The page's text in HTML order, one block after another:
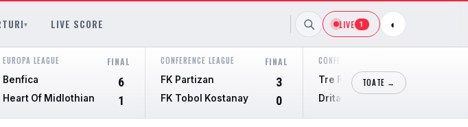
▾ LIVE SCORE LIVE 1 ◐
EUROPA LEAGUE FINAL
Benfica 6
Heart Of Midlothian 1
CONFERENCE LEAGUE FINAL
FK Partizan 3
FK Tobol Kostanay 0
CONFERENCE LEAGUE
Tre Fiori
Drita
TOATE →